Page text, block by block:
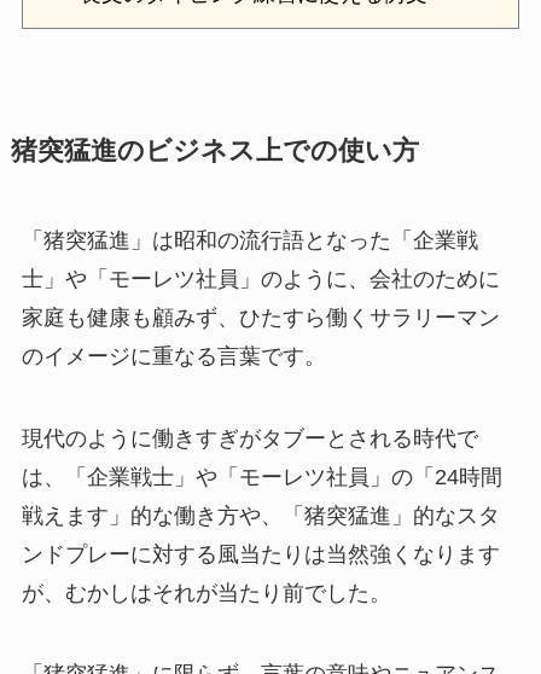
猪突猛進のビジネス上での使い方
「猪突猛進」は昭和の流行語となった「企業戦
士」や「モーレツ社員」のように、会社のために
家庭も健康も顧みず、ひたすら働くサラリーマン
のイメージに重なる言葉です。
現代のように働きすぎがタブーとされる時代で
は、「企業戦士」や「モーレツ社員」の「24時間
戦えます」的な働き方や、「猪突猛進」的なスタ
ンドプレーに対する風当たりは当然強くなります
が、むかしはそれが当たり前でした。